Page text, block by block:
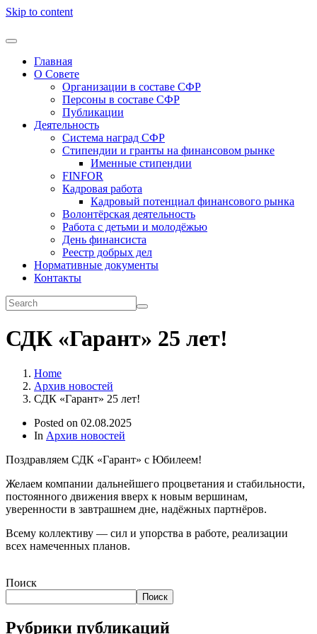
Skip to content
Главная
О Совете
Организации в составе СФР
Персоны в составе СФР
Публикации
Деятельность
Система наград СФР
Стипендии и гранты на финансовом рынке
Именные стипендии
FINFOR
Кадровая работа
Кадровый потенциал финансового рынка
Волонтёрская деятельность
Работа с детьми и молодёжью
День финансиста
Реестр добрых дел
Нормативные документы
Контакты
СДК «Гарант» 25 лет!
Home
Архив новостей
СДК «Гарант» 25 лет!
Posted on 02.08.2025
In Архив новостей
Поздравляем СДК «Гарант» с Юбилеем!
Желаем компании дальнейшего процветания и стабильности,
постоянного движения вверх к новым вершинам,
уверенности в завтрашнем дне, надёжных партнёров.
Всему коллективу — сил и упорства в работе, реализации
всех намеченных планов.
Поиск
Поиск
Рубрики публикаций